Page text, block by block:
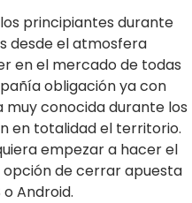
principiantes durante
desde el atmosfera
en el mercado de todas
obligación ya con
conocida durante los
en totalidad el territorio.
empezar a hacer el
opción de cerrar apuesta
Android.